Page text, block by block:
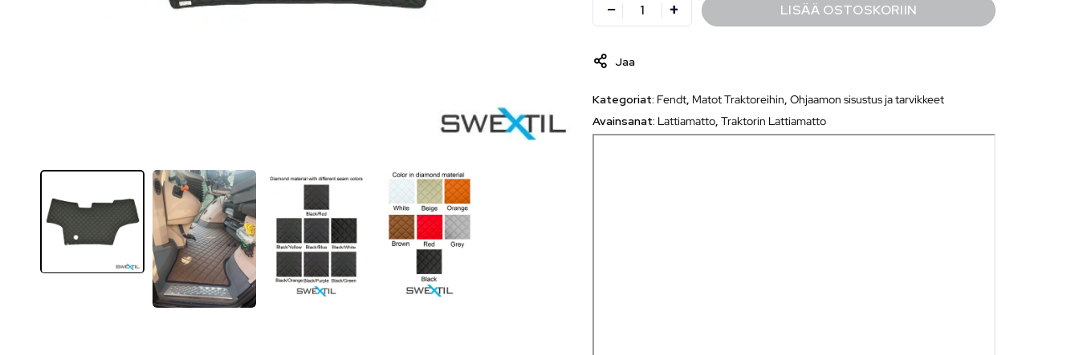
LISÄÄ OSTOSKORIIN
Jaa
Kategoriat: Fendt Matot Traktoreihin ,Ohjaamon sisustus ja tarvikkeet
Avainsanat: Lattiamatto ,Traktorin Lattiamatto